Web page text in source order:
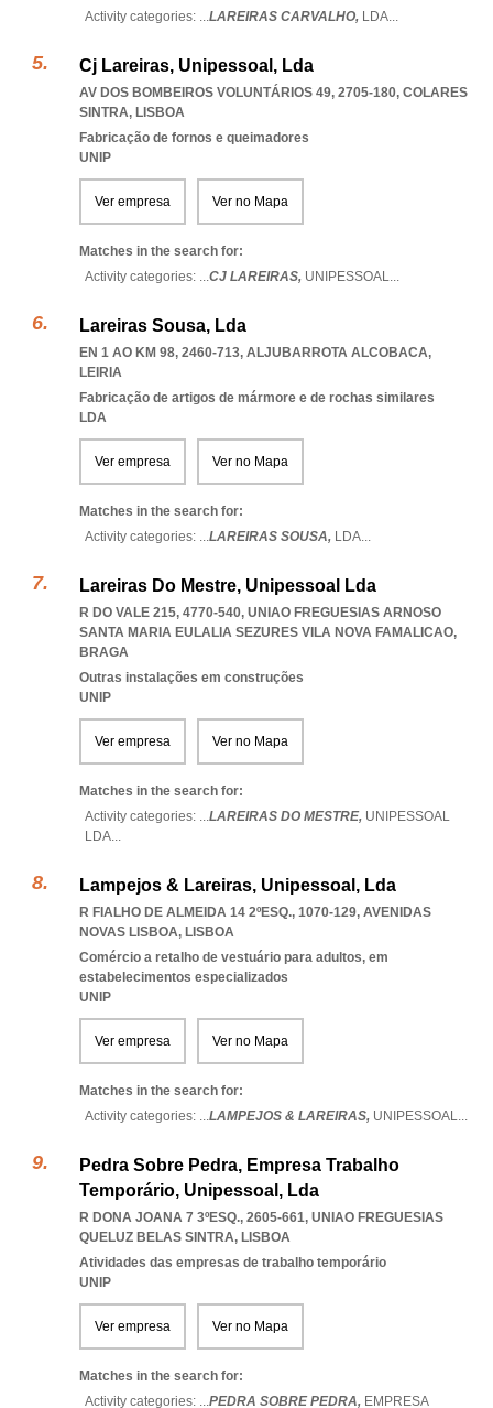
Activity categories: ...LAREIRAS CARVALHO, LDA...
Cj Lareiras, Unipessoal, Lda
AV DOS BOMBEIROS VOLUNTÁRIOS 49, 2705-180, COLARES
SINTRA, LISBOA
Fabricação de fornos e queimadores
UNIP
Ver empresa Ver no Mapa
Matches in the search for:
Activity categories: ...CJ LAREIRAS, UNIPESSOAL...
Lareiras Sousa, Lda
EN 1 AO KM 98, 2460-713, ALJUBARROTA ALCOBACA,
LEIRIA
Fabricação de artigos de mármore e de rochas similares
LDA
Ver empresa Ver no Mapa
Matches in the search for:
Activity categories: ...LAREIRAS SOUSA, LDA...
Lareiras Do Mestre, Unipessoal Lda
R DO VALE 215, 4770-540, UNIAO FREGUESIAS ARNOSO
SANTA MARIA EULALIA SEZURES VILA NOVA FAMALICAO,
BRAGA
Outras instalações em construções
UNIP
Ver empresa Ver no Mapa
Matches in the search for:
Activity categories: ...LAREIRAS DO MESTRE, UNIPESSOAL
LDA...
Lampejos & Lareiras, Unipessoal, Lda
R FIALHO DE ALMEIDA 14 2ºESQ., 1070-129, AVENIDAS
NOVAS LISBOA, LISBOA
Comércio a retalho de vestuário para adultos, em
estabelecimentos especializados
UNIP
Ver empresa Ver no Mapa
Matches in the search for:
Activity categories: ...LAMPEJOS & LAREIRAS, UNIPESSOAL...
Pedra Sobre Pedra, Empresa Trabalho
Temporário, Unipessoal, Lda
R DONA JOANA 7 3ºESQ., 2605-661, UNIAO FREGUESIAS
QUELUZ BELAS SINTRA, LISBOA
Atividades das empresas de trabalho temporário
UNIP
Ver empresa Ver no Mapa
Matches in the search for:
Activity categories: ...PEDRA SOBRE PEDRA, EMPRESA